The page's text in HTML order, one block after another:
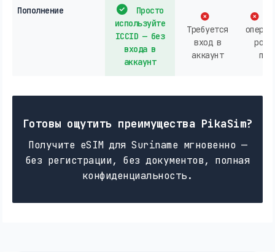
Пополнение
Просто
используйте
ICCID — без
входа в
аккаунт
Требуется
вход в
аккаунт
Готовы ощутить преимущества PikaSim?
Получите eSIM для Suriname мгновенно —
без регистрации, без документов, полная
конфиденциальность.